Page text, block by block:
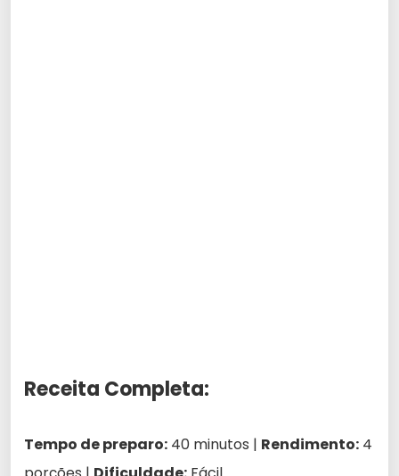
Receita Completa:
Tempo de preparo: 40 minutos | Rendimento: 4